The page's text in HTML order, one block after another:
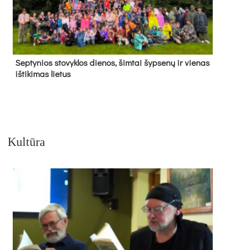
Sep­ty­nios sto­vyk­los die­nos, šim­tai šyp­se­nų ir vie­nas
iš­ti­ki­mas lie­tus
Kultūra